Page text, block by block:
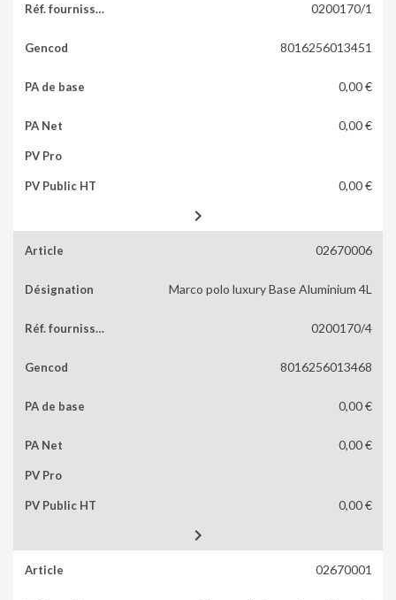
0200170/1
8016256013451
0,00 €
0,00 €
0,00 €

02670006
Marco polo luxury Base Aluminium 4L
0200170/4
8016256013468
0,00 €
0,00 €
0,00 €

02670001